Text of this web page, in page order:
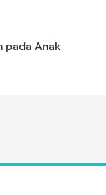
pada Anak